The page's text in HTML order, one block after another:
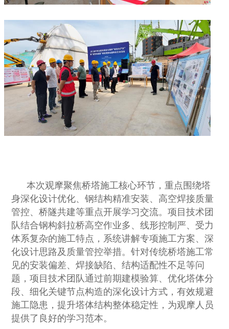
本次观摩聚焦桥塔施工核心环节，重点围绕塔
身深化设计优化、钢结构精准安装、高空焊接质量
管控、桥隧共建等重点开展学习交流。项目技术团
队结合钢构斜拉桥高空作业多、线形控制严、受力
体系复杂的施工特点，系统讲解专项施工方案、深
化设计思路及质量管控举措。针对传统桥塔施工常
见的安装偏差、焊接缺陷、结构适配性不足等问
题，项目技术团队通过前期建模验算、优化塔体分
段、细化关键节点构造的深化设计方式，有效规避
施工隐患，提升塔体结构整体稳定性，为观摩人员
提供了良好的学习范本。